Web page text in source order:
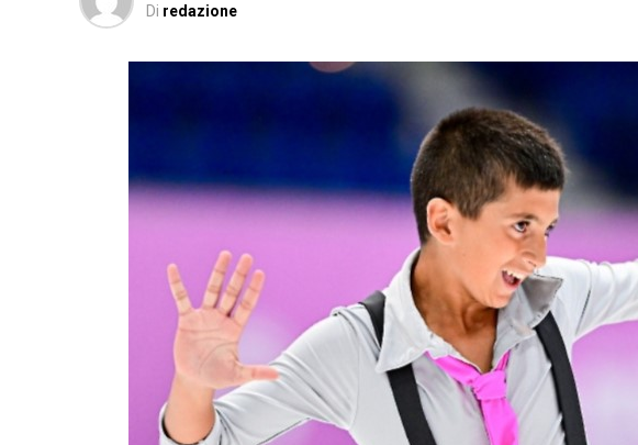
Di redazione